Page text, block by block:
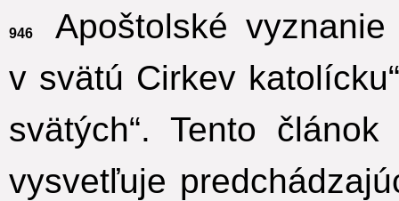
946
Apoštolské
v svätú Cirkev
svätých“. Tento
vysvetľuje